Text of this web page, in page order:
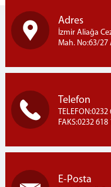
Adres
İzmir Aliağa
Mah. No:63/27
Telefon
FAKS:0232 618
E-Posta